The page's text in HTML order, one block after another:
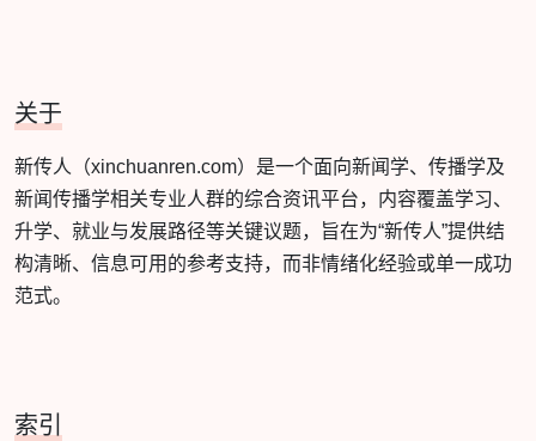
关于
新传人（xinchuanren.com）是一个面向新闻学、传播学及
新闻传播学相关专业人群的综合资讯平台，内容覆盖学习、
升学、就业与发展路径等关键议题，旨在为“新传人”提供结
构清晰、信息可用的参考支持，而非情绪化经验或单一成功
范式。
索引